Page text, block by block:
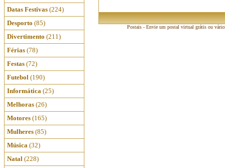
Datas Festivas (224)
Desporto (85)
Divertimento (211)
Férias (78)
Festas (72)
Futebol (190)
Informática (25)
Melhoras (26)
Motores (165)
Mulheres (85)
Música (32)
Natal (228)
Postais - Envie um postal virtual grátis ou